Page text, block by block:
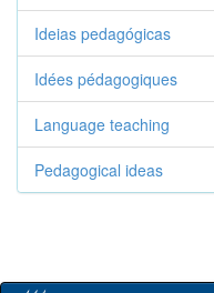
Ideias pedagógicas
Idées pédagogiques
Language teaching
Pedagogical ideas